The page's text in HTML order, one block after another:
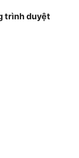
trình duyệt